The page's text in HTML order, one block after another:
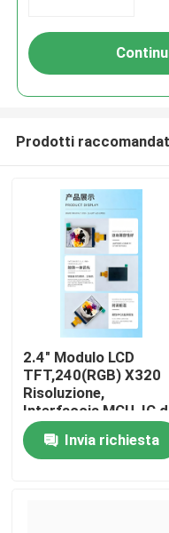
Casa
Prodotti
2.4" Modulo LCD
TFT,240(RGB) X320
Risoluzione,
Interfaccia MCU, IC
guida ILI9340X,Tutte
le ore, 4LEDInvia richiesta